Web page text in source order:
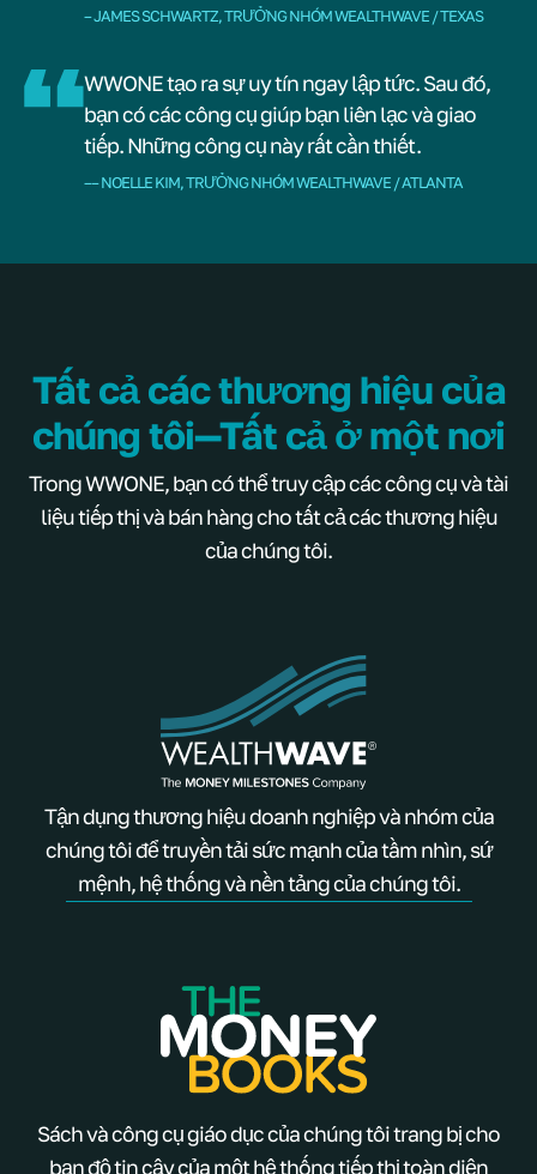
– JAMES SCHWARTZ, TRƯỞNG NHÓM WEALTHWAVE / TEXAS
WWONE tạo ra sự uy tín ngay lập tức. Sau đó,
bạn có các công cụ giúp bạn liên lạc và giao
tiếp. Những công cụ này rất cần thiết.
–– NOELLE KIM, TRƯỞNG NHÓM WEALTHWAVE / ATLANTA
Tất cả các thương hiệu của
chúng tôi—Tất cả ở một nơi
Trong WWONE, bạn có thể truy cập các công cụ và tài
liệu tiếp thị và bán hàng cho tất cả các thương hiệu
của chúng tôi.
Tận dụng thương hiệu doanh nghiệp và nhóm của
chúng tôi để truyền tải sức mạnh của tầm nhìn, sứ
mệnh, hệ thống và nền tảng của chúng tôi.
Sách và công cụ giáo dục của chúng tôi trang bị cho
bạn độ tin cậy của một hệ thống tiếp thị toàn diện